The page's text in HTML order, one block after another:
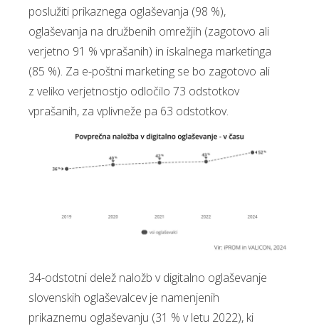
poslužiti prikaznega oglaševanja (98 %),
oglaševanja na družbenih omrežjih (zagotovo ali
verjetno 91 % vprašanih) in iskalnega marketinga
(85 %). Za e-poštni marketing se bo zagotovo ali
z veliko verjetnostjo odločilo 73 odstotkov
vprašanih, za vplivneže pa 63 odstotkov.
34-odstotni delež naložb v digitalno oglaševanje
slovenskih oglaševalcev je namenjenih
prikaznemu oglaševanju (31 % v letu 2022), ki